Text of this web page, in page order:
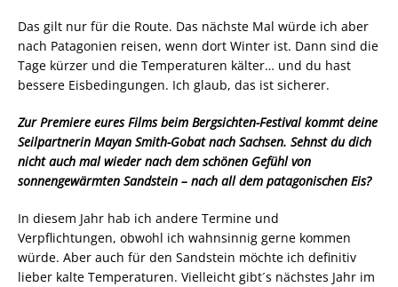
Das gilt nur für die Route. Das nächste Mal würde ich aber
nach Patagonien reisen, wenn dort Winter ist. Dann sind die
Tage kürzer und die Temperaturen kälter… und du hast
bessere Eisbedingungen. Ich glaub, das ist sicherer.
Zur Premiere eures Films beim Bergsichten-Festival kommt deine
Seilpartnerin Mayan Smith-Gobat nach Sachsen. Sehnst du dich
nicht auch mal wieder nach dem schönen Gefühl von
sonnengewärmten Sandstein – nach all dem patagonischen Eis?
In diesem Jahr hab ich andere Termine und
Verpflichtungen, obwohl ich wahnsinnig gerne kommen
würde. Aber auch für den Sandstein möchte ich definitiv
lieber kalte Temperaturen. Vielleicht gibt´s nächstes Jahr im